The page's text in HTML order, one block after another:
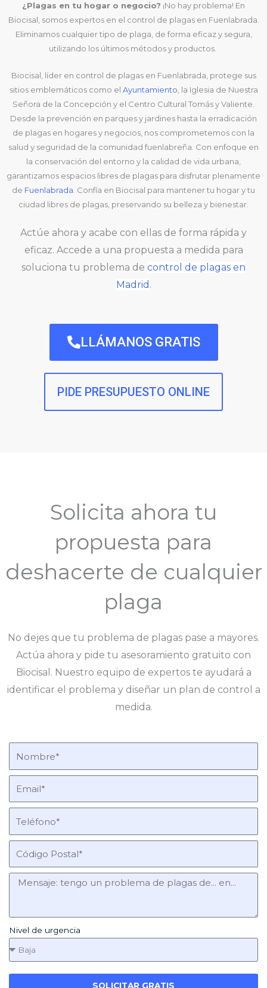
¿Plagas en tu hogar o negocio? ¡No hay problema! En
Biocisal, somos expertos en el control de plagas en Fuenlabrada.
Eliminamos cualquier tipo de plaga, de forma eficaz y segura,
utilizando los últimos métodos y productos.
Biocisal, líder en control de plagas en Fuenlabrada, protege sus
sitios emblemáticos como el Ayuntamiento , la Iglesia de Nuestra
Señora de la Concepción y el Centro Cultural Tomás y Valiente.
Desde la prevención en parques y jardines hasta la erradicación
de plagas en hogares y negocios, nos comprometemos con la
salud y seguridad de la comunidad fuenlabreña. Con enfoque en
la conservación del entorno y la calidad de vida urbana,
garantizamos espacios libres de plagas para disfrutar plenamente
de Fuenlabrada . Confía en Biocisal para mantener tu hogar y tu
ciudad libres de plagas, preservando su belleza y bienestar.
Actúe ahora y acabe con ellas de forma rápida y
eficaz. Accede a una propuesta a medida para
soluciona tu problema de control de plagas en
Madrid .
LLÁMANOS GRATIS
PIDE PRESUPUESTO ONLINE
Solicita ahora tu
propuesta para
deshacerte de cualquier
plaga
No dejes que tu problema de plagas pase a mayores.
Actúa ahora y pide tu asesoramiento gratuito con
Biocisal. Nuestro equipo de expertos te ayudará a
identificar el problema y diseñar un plan de control a
medida.
Nivel de urgencia
SOLICITAR GRATIS